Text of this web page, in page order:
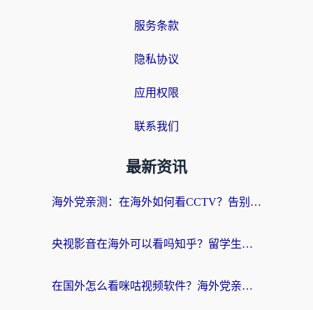
服务条款
隐私协议
应用权限
联系我们
最新资讯
海外党亲测：在海外如何看CCTV？告别“仅限大陆播放”的实用指南
央视影音在海外可以看吗知乎？留学生亲测：3步解决地域限制+追剧自由
在国外怎么看咪咕视频软件？海外党亲测有效的回国加速方案